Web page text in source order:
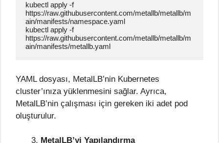
kubectl apply -f
https://raw.githubusercontent.com/metallb/metallb/m
ain/manifests/namespace.yaml
kubectl apply -f
https://raw.githubusercontent.com/metallb/metallb/m
ain/manifests/metallb.yaml
YAML dosyası, MetalLB’nin Kubernetes
cluster’ınıza yüklenmesini sağlar. Ayrıca,
MetalLB’nin çalışması için gereken iki adet pod
oluşturulur.
MetalLB’yi Yapılandırma